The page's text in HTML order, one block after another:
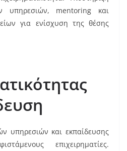
υπηρεσιών, mentoring και
για ενίσχυση της θέσης
υπηρεσιών και εκπαίδευσης
επιχειρηματίες.